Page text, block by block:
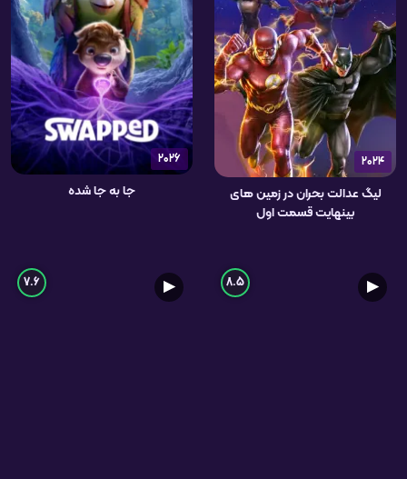
2024
لیگ عدالت بحران در زمین های
بینهایت قسمت اول
2026
جا به جا شده
▶
8.5
▶
7.6